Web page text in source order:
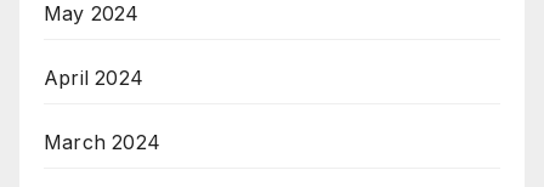
May 2024
April 2024
March 2024